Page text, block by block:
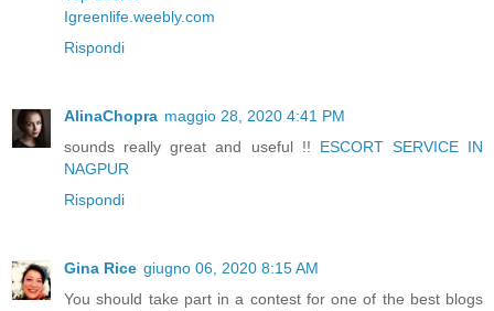
Igreenlife.weebly.com
Rispondi
AlinaChopra maggio 28, 2020 4:41 PM
sounds really great and useful !! ESCORT SERVICE IN
NAGPUR
Rispondi
Gina Rice giugno 06, 2020 8:15 AM
You should take part in a contest for one of the best blogs